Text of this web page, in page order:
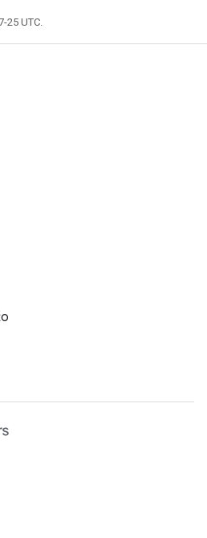
25 UTC.